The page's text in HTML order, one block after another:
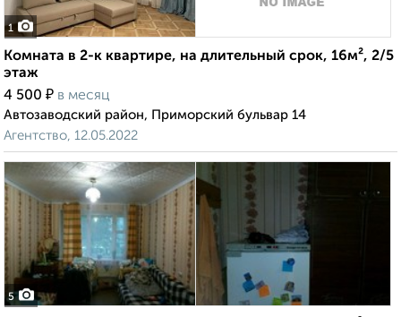
1
Комната в 2-к квартире, на длительный срок, 16м², 2/5
этаж
4 500 ₽ в месяц
Автозаводский район, Приморский бульвар 14
Агентство, 12.05.2022
5